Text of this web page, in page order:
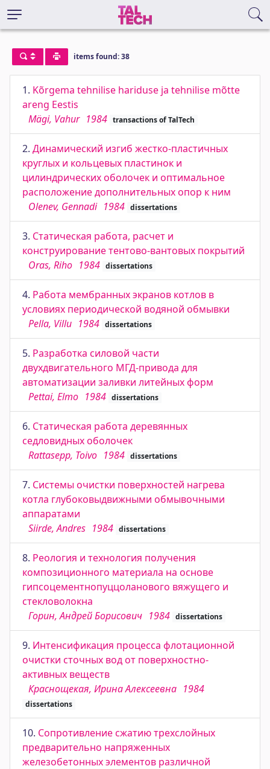
items found: 38
1. Kõrgema tehnilise hariduse ja tehnilise mõtte
areng Eestis
Mägi, Vahur 1984 transactions of TalTech
2. Динамический изгиб жестко-пластичных
круглых и кольцевых пластинок и
цилиндрических оболочек и оптимальное
расположение дополнительных опор к ним
Olenev, Gennadi 1984 dissertations
3. Статическая работа, расчет и
конструирование тентово-вантовых покрытий
Oras, Riho 1984 dissertations
4. Работа мембранных экранов котлов в
условиях периодической водяной обмывки
Pella, Villu 1984 dissertations
5. Разработка силовой части
двухдвигательного МГД-привода для
автоматизации заливки литейных форм
Pettai, Elmo 1984 dissertations
6. Статическая работа деревянных
седловидных оболочек
Rattasepp, Toivo 1984 dissertations
7. Системы очистки поверхностей нагрева
котла глубоковыдвижными обмывочными
аппаратами
Siirde, Andres 1984 dissertations
8. Реология и технология получения
композиционного материала на основе
гипсоцементнопуццоланового вяжущего и
стекловолокна
Горин, Андрей Борисович 1984 dissertations
9. Интенсификация процесса флотационной
очистки сточных вод от поверхностно-
активных веществ
Краснощекая, Ирина Алексеевна 1984
dissertations
10. Сопротивление сжатию трехслойных
предварительно напряженных
железобетонных элементов различной